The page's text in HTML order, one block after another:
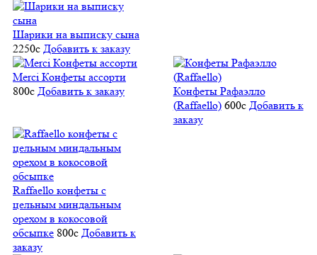
Шарики на выписку сына
2250c Добавить к заказу
Merci Конфеты ассорти
800c Добавить к заказу
Конфеты Рафаэлло
(Raffaello) 600c Добавить к
заказу
Raffaello конфеты с
цельным миндальным
орехом в кокосовой
обсыпке 800c Добавить к
заказу